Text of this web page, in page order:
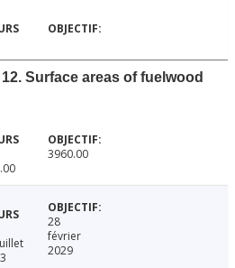
Surface areas of fuelwood
3960.00
28
février
2029